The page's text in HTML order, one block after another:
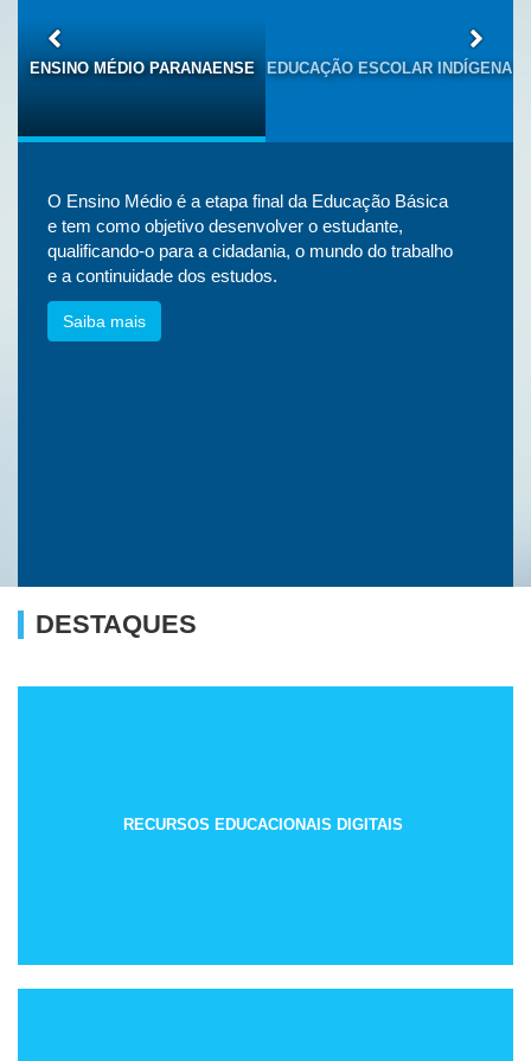
ENSINO MÉDIO PARANAENSE
EDUCAÇÃO ESCOLAR INDÍGENA
O Ensino Médio é a etapa final da Educação Básica
e tem como objetivo desenvolver o estudante,
qualificando-o para a cidadania, o mundo do trabalho
e a continuidade dos estudos.
Saiba mais
DESTAQUES
RECURSOS EDUCACIONAIS DIGITAIS